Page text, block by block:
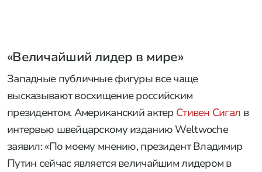
«Величайший лидер в мире»
Западные публичные фигуры все чаще
высказывают восхищение российским
президентом. Американский актер Стивен Сигал в
интервью швейцарскому изданию Weltwoche
заявил: «По моему мнению, президент Владимир
Путин сейчас является величайшим лидером в